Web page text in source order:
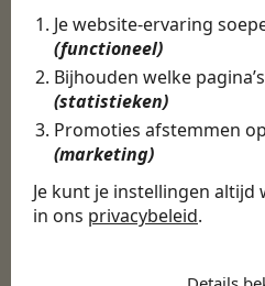
Je website-ervaring
(functioneel)
Bijhouden welke
(statistieken)
Promoties afstemmen
(marketing)
Je kunt je instellingen altijd
in ons privacybeleid.
Door Swipe4Work heb ik
makkelijke,
een hele leuke nieuwe
veel nieuwe uitdagingen!
Martijn
Certinia Consultant